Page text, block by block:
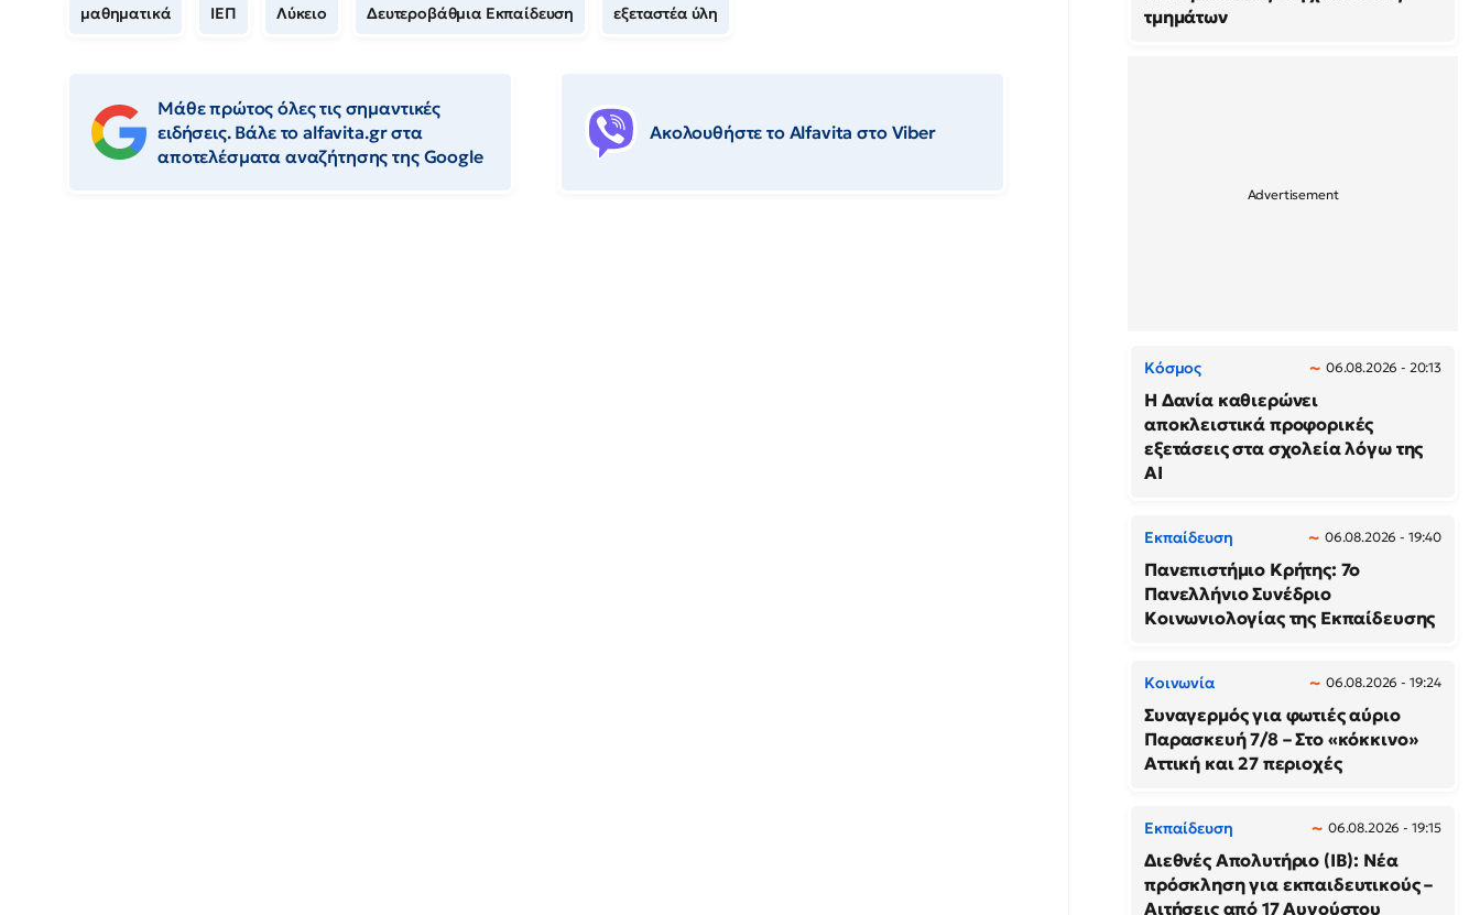
μαθηματικά ΙΕΠ Λύκειο Δευτεροβάθμια Εκπαίδευση εξεταστέα ύλη
Μάθε πρώτος όλες τις σημαντικές
ειδήσεις. Βάλε το alfavita.gr στα
αποτελέσματα αναζήτησης της Google
Ακολουθήστε το Αlfavita στο Viber
τμημάτων
Κόσμος 06.08.2026 - 20:13
Η Δανία καθιερώνει
αποκλειστικά προφορικές
εξετάσεις στα σχολεία λόγω της
AI
Εκπαίδευση 06.08.2026 - 19:40
Πανεπιστήμιο Κρήτης: 7ο
Πανελλήνιο Συνέδριο
Κοινωνιολογίας της Εκπαίδευσης
Κοινωνία 06.08.2026 - 19:24
Συναγερμός για φωτιές αύριο
Παρασκευή 7/8 – Στο «κόκκινο»
Αττική και 27 περιοχές
Εκπαίδευση 06.08.2026 - 19:15
Διεθνές Απολυτήριο (IB): Νέα
πρόσκληση για εκπαιδευτικούς –
Αιτήσεις από 17 Αυγούστου